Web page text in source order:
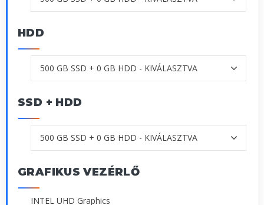
HDD
SSD + HDD
GRAFIKUS VEZÉRLŐ
INTEL UHD Graphics